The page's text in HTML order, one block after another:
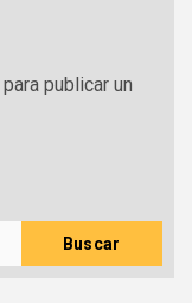
para publicar un
Buscar